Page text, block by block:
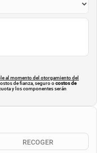
al momento del otorgamiento del
de fianza, seguro ocostos de
y los componentes serán
RECOGER